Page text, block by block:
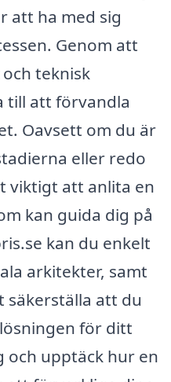
att ha med sig
Genom att
teknisk
till att förvandla
Oavsett om du är
eller redo
viktigt att anlita en
kan guida dig på
kan du enkelt
arkitekter, samt
att du
för ditt
och upptäck hur en